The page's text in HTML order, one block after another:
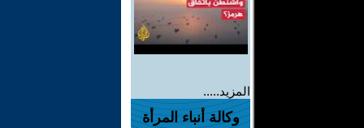
المزيد.....
وكالة أنباء المرأة